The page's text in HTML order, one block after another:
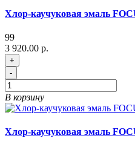
Хлор-каучуковая эмаль
99
3 920.00 р.
+
-
В корзину
Хлор-каучуковая эмаль